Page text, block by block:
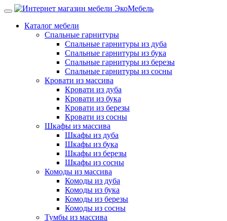
Каталог мебели
Спальные гарнитуры
Спальные гарнитуры из дуба
Спальные гарнитуры из бука
Спальные гарнитуры из березы
Спальные гарнитуры из сосны
Кровати из массива
Кровати из дуба
Кровати из бука
Кровати из березы
Кровати из сосны
Шкафы из массива
Шкафы из дуба
Шкафы из бука
Шкафы из березы
Шкафы из сосны
Комоды из массива
Комоды из дуба
Комоды из бука
Комоды из березы
Комоды из сосны
Тумбы из массива